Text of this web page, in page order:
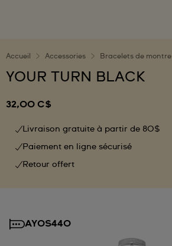
Accueil Accessories Bracelets de montre
YOUR TURN BLACK
32,00 C$
Livraison gratuite à partir de 80$
Paiement en ligne sécurisé
Retour offert
AYOS440